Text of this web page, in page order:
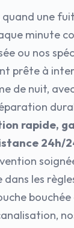
quand une
minute
ou nos
prête à
de nuit,
rapide,
24h/
les
bouchée